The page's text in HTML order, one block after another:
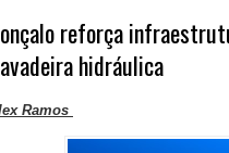
reforça
hidráulica
Ramos